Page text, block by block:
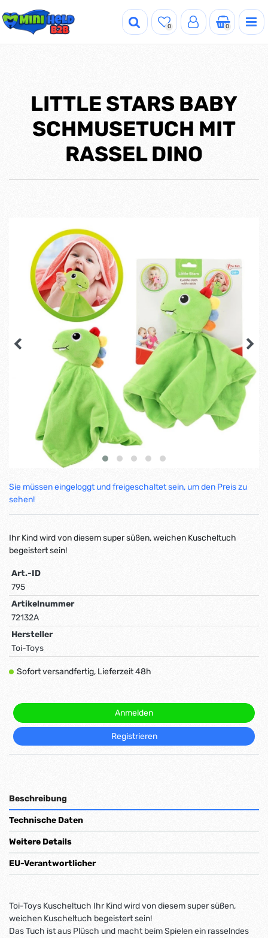
0 0
LITTLE STARS BABY
SCHMUSETUCH MIT
RASSEL DINO
Sie müssen eingeloggt und freigeschaltet sein, um den Preis zu
sehen!
Ihr Kind wird von diesem super süßen, weichen Kuscheltuch
begeistert sein!
Art.-ID
795
Artikelnummer
72132A
Hersteller
Toi-Toys
Sofort versandfertig, Lieferzeit 48h
Anmelden
Registrieren
Beschreibung
Technische Daten
Weitere Details
EU-Verantwortlicher
Toi-Toys Kuscheltuch Ihr Kind wird von diesem super süßen,
weichen Kuscheltuch begeistert sein!
Das Tuch ist aus Plüsch und macht beim Spielen ein rasselndes